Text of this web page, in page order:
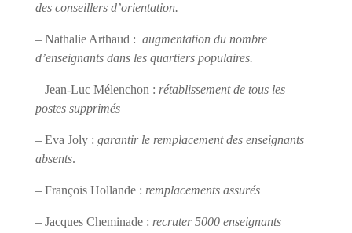
des conseillers d’orientation.
– Nathalie Arthaud : augmentation du nombre
d’enseignants dans les quartiers populaires.
– Jean-Luc Mélenchon : rétablissement de tous les
postes supprimés
– Eva Joly : garantir le remplacement des enseignants
absents.
– François Hollande : remplacements assurés
– Jacques Cheminade : recruter 5000 enseignants